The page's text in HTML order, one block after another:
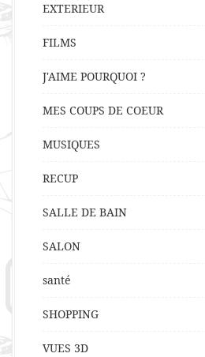
EXTERIEUR
FILMS
J'AIME POURQUOI ?
MES COUPS DE COEUR
MUSIQUES
RECUP
SALLE DE BAIN
SALON
santé
SHOPPING
VUES 3D